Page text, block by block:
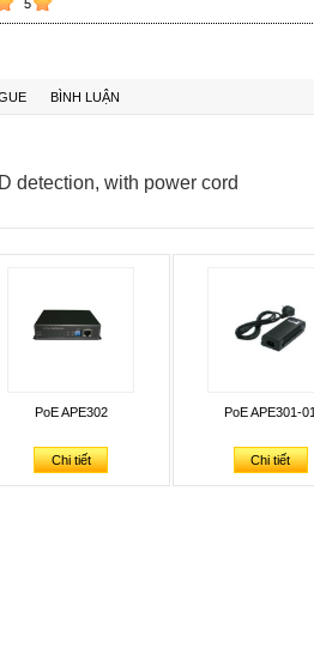
5
BÌNH LUẬN
detection, with power cord
PoE APE302
Chi tiết
PoE APE301-01
Chi tiết